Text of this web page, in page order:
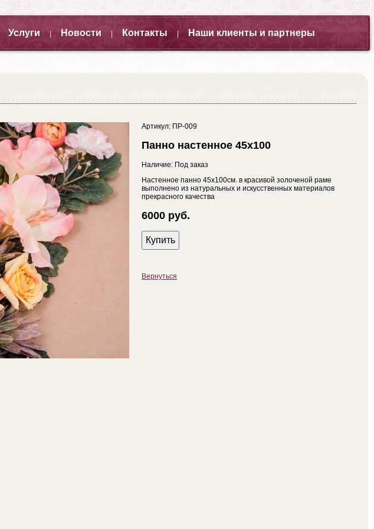
Услуги Новости Контакты Наши клиенты и партнеры
Артикул: ПР-009
Панно настенное 45х100
Наличие: Под заказ
Настенное панно 45х100см. в красивой золоченой раме
выполнено из натуральных и искусственных материалов
прекрасного качества
6000 руб.
Купить
Вернуться